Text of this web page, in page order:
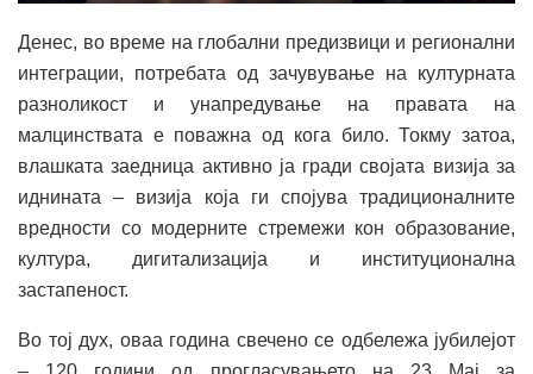
Денес, во време на глобални предизвици и регионални
интеграции, потребата од зачувување на културната
разноликост и унапредување на правата на
малцинствата е поважна од кога било. Токму затоа,
влашката заедница активно ја гради својата визија за
иднината – визија која ги спојува традиционалните
вредности со модерните стремежи кон образование,
култура, дигитализација и институционална
застапеност.
Во тој дух, оваа година свечено се одбележа јубилејот